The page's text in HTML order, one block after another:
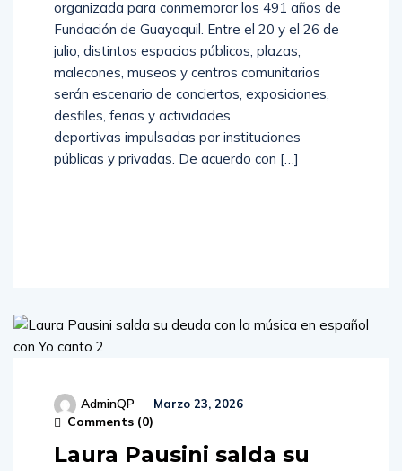
organizada para conmemorar los 491 años de
Fundación de Guayaquil. Entre el 20 y el 26 de
julio, distintos espacios públicos, plazas,
malecones, museos y centros comunitarios
serán escenario de conciertos, exposiciones,
desfiles, ferias y actividades
deportivas impulsadas por instituciones
públicas y privadas. De acuerdo con […]
AdminQP Marzo 23, 2026
Comments (0)
Laura Pausini salda su